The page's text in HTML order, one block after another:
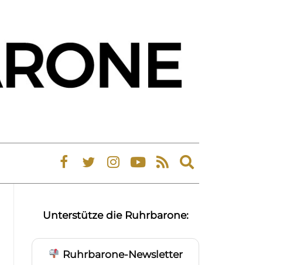
Expand
search
Unterstütze die Ruhrbarone:
Ruhrbarone-Newsletter